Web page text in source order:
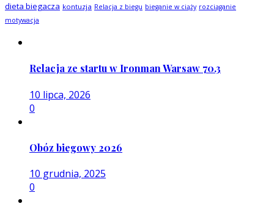
dieta biegacza kontuzja Relacja z biegu bieganie w ciąży rozciąganie
motywacja
Relacja ze startu w Ironman Warsaw 70.3
10 lipca, 2026
0
Obóz biegowy 2026
10 grudnia, 2025
0